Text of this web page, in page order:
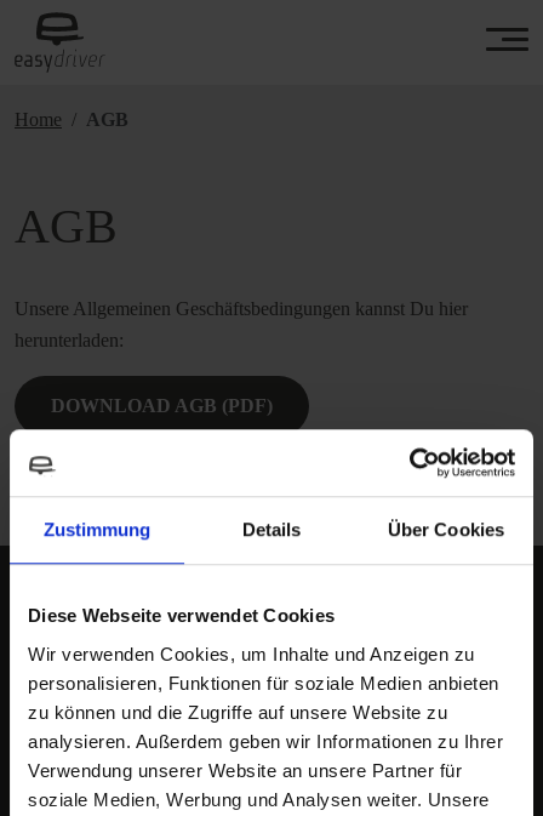
Zustimmung Details Über Cookies
Diese Webseite verwendet Cookies
Wir verwenden Cookies, um Inhalte und Anzeigen zu
personalisieren, Funktionen für soziale Medien anbieten
zu können und die Zugriffe auf unsere Website zu
analysieren. Außerdem geben wir Informationen zu Ihrer
Verwendung unserer Website an unsere Partner für
soziale Medien, Werbung und Analysen weiter. Unsere
Home AGB
AGB
Unsere Allgemeinen Geschäftsbedingungen kannst Du hier
herunterladen:
DOWNLOAD AGB (PDF)
Jetzt zum Newsletter anmelden!
E-Mail